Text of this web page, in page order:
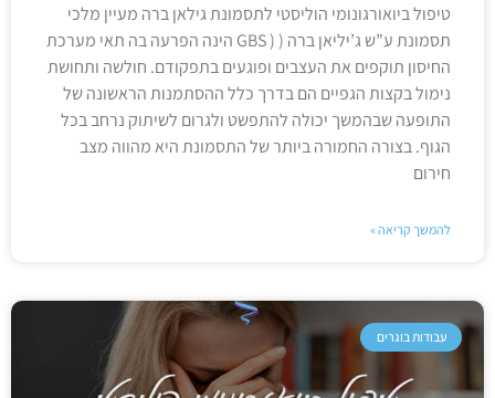
טיפול ביואורגונומי הוליסטי לתסמונת גילאן ברה מעיין מלכי
תסמונת ע”ש ג’יליאן ברה ( ( GBS הינה הפרעה בה תאי מערכת
החיסון תוקפים את העצבים ופוגעים בתפקודם. חולשה ותחושת
נימול בקצות הגפיים הם בדרך כלל ההסתמנות הראשונה של
התופעה שבהמשך יכולה להתפשט ולגרום לשיתוק נרחב בכל
הגוף. בצורה החמורה ביותר של התסמונת היא מהווה מצב
חירום
להמשך קריאה »
עבודות בוגרים